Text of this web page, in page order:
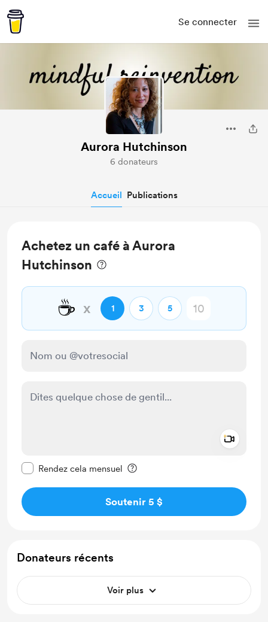
Se connecter
Aurora Hutchinson
6 donateurs
Accueil Publications
Achetez un café à Aurora
Hutchinson
☕ x 1 3 5
Rendez cela mensuel
Soutenir 5 $
Donateurs récents
Voir plus